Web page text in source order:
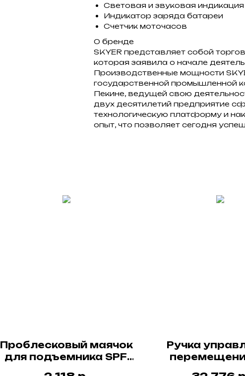
Световая и звуковая индикация
Индикатор заряда батареи
Счетчик моточасов
О бренде
SKYER представляет собой
которая заявила о начале
Производственные мощности
государственной промышленной
Пекине, ведущей свою
двух десятилетий предприятие
технологическую платформу и
опыт, что позволяет сегодня
Проблесковый маячок
для подъемника SPF,
Ручка